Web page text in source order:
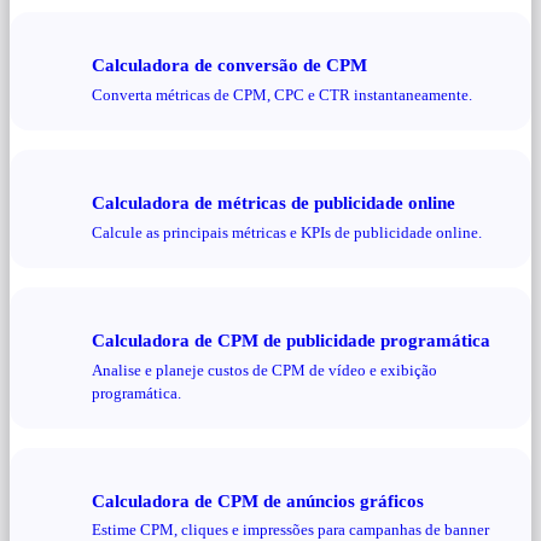
Calculadora de conversão de CPM
Converta métricas de CPM, CPC e CTR instantaneamente.
Calculadora de métricas de publicidade online
Calcule as principais métricas e KPIs de publicidade online.
Calculadora de CPM de publicidade programática
Analise e planeje custos de CPM de vídeo e exibição
programática.
Calculadora de CPM de anúncios gráficos
Estime CPM, cliques e impressões para campanhas de banner